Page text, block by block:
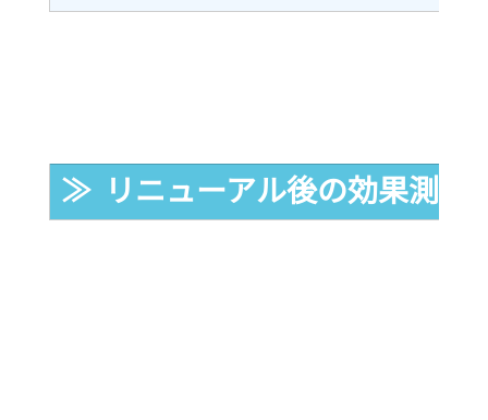
≫  リニューアル後の効果測定